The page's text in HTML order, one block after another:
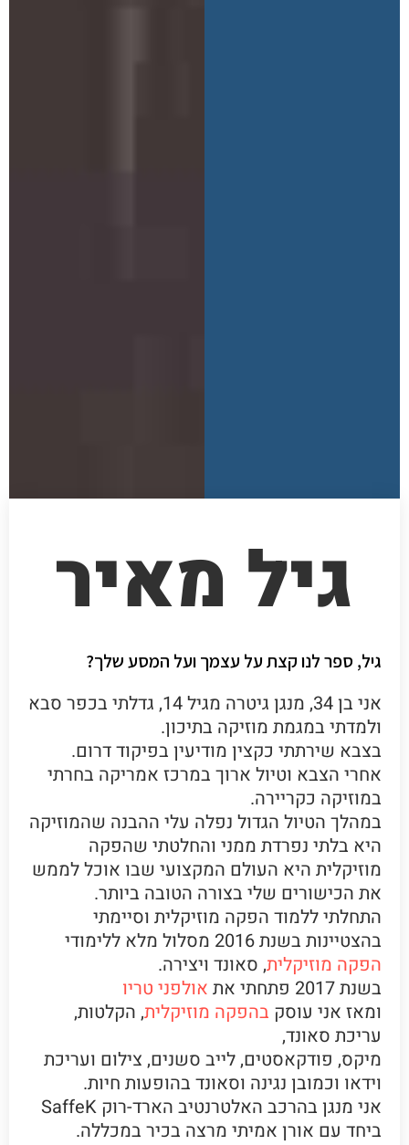
גיל מאיר
גיל, ספר לנו קצת על עצמך ועל המסע שלך?
אני בן 34, מנגן גיטרה מגיל 14, גדלתי בכפר סבא
ולמדתי במגמת מוזיקה בתיכון.
בצבא שירתתי כקצין מודיעין בפיקוד דרום.
אחרי הצבא וטיול ארוך במרכז אמריקה בחרתי
במוזיקה כקריירה.
במהלך הטיול הגדול נפלה עלי ההבנה שהמוזיקה
היא בלתי נפרדת ממני והחלטתי שהפקה
מוזיקלית היא העולם המקצועי שבו אוכל לממש
את הכישורים שלי בצורה הטובה ביותר.
התחלתי ללמוד הפקה מוזיקלית וסיימתי
בהצטיינות בשנת 2016 מסלול מלא ללימודי
הפקה מוזיקלית, סאונד ויצירה.
בשנת 2017 פתחתי את
אולפני טריו
ומאז אני עוסק בהפקה מוזיקלית, הקלטות,
עריכת סאונד,
מיקס, פודקאסטים, לייב סשנים, צילום ועריכת
וידאו וכמובן נגינה וסאונד בהופעות חיות.
אני מנגן בהרכב האלטרנטיב הארד-רוק SaffeK
ביחד עם אורן אמיתי מרצה בכיר במכללה.